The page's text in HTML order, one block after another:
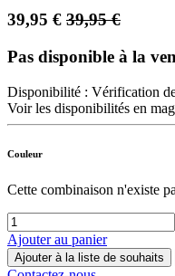
39,95 € 39,95€
Pas disponible à la
Disponibilité : Vérification
Voir les disponibilités en
Couleur
Cette combinaison n'existe
Ajouter au panier
Ajouter à la liste de souhaits